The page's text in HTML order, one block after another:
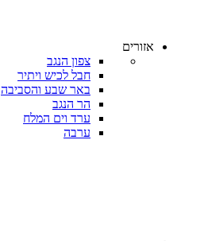
אזורים
צפון הנגב
חבל לכיש ויתיר
באר שבע והסביבה
הר הנגב
ערד וים המלח
ערבה